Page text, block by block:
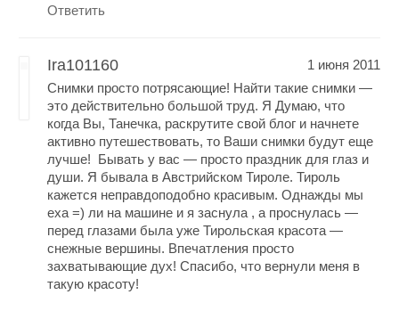
Ответить
Ira101160
1 июня 2011
Снимки просто потрясающие! Найти такие снимки —
это действительно большой труд. Я Думаю, что
когда Вы, Танечка, раскрутите свой блог и начнете
активно путешествовать, то Ваши снимки будут еще
лучше! Бывать у вас — просто праздник для глаз и
души. Я бывала в Австрийском Тироле. Тироль
кажется неправдоподобно красивым. Однажды мы
еха =) ли на машине и я заснула , а проснулась —
перед глазами была уже Тирольская красота —
снежные вершины. Впечатления просто
захватывающие дух! Спасибо, что вернули меня в
такую красоту!